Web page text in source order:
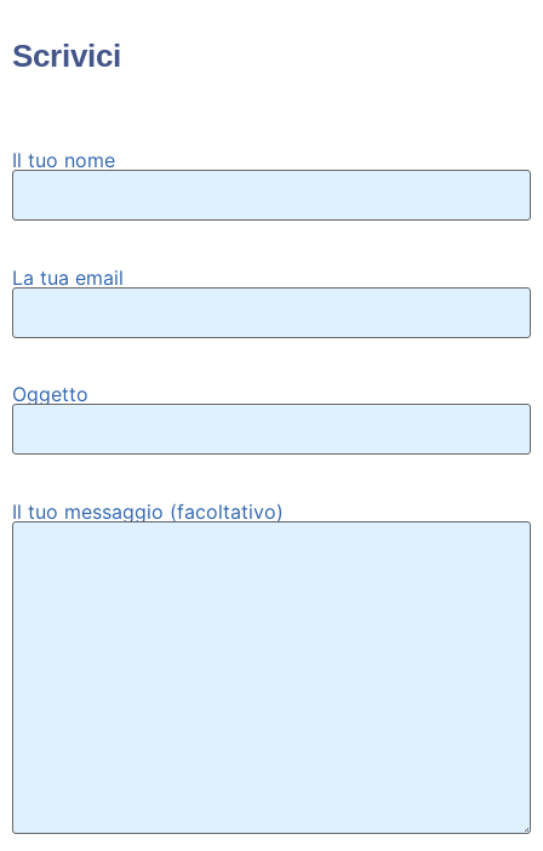
Scrivici
Il tuo nome
La tua email
Oggetto
Il tuo messaggio (facoltativo)